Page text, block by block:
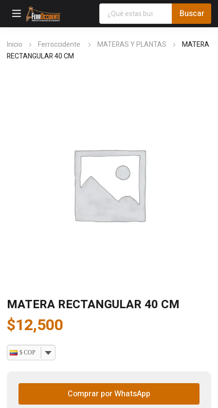
Inicio Ferroccidente MATERAS Y PLANTAS
MATERA
RECTANGULAR 40 CM
MATERA RECTANGULAR 40 CM
$12,500
$ COP
Comprar por WhatsApp